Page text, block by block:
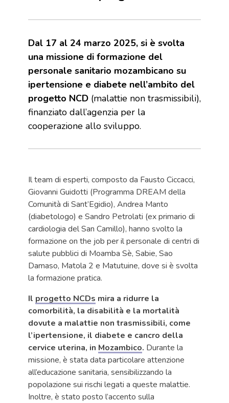
Dal 17 al 24 marzo 2025, si è svolta
una missione di formazione del
personale sanitario mozambicano su
ipertensione e diabete nell’ambito del
progetto NCD (malattie non trasmissibili),
finanziato dall’agenzia per la
cooperazione allo sviluppo.
Il team di esperti, composto da Fausto Ciccacci,
Giovanni Guidotti (Programma DREAM della
Comunità di Sant’Egidio), Andrea Manto
(diabetologo) e Sandro Petrolati (ex primario di
cardiologia del San Camillo), hanno svolto la
formazione on the job per il personale di centri di
salute pubblici di Moamba Sè, Sabie, Sao
Damaso, Matola 2 e Matutuine, dove si è svolta
la formazione pratica.
Il progetto NCDs mira a ridurre la
comorbilità, la disabilità e la mortalità
dovute a malattie non trasmissibili, come
l’ipertensione, il diabete e cancro della
cervice uterina, in Mozambico. Durante la
missione, è stata data particolare attenzione
all’educazione sanitaria, sensibilizzando la
popolazione sui rischi legati a queste malattie.
Inoltre, è stato posto l’accento sulla